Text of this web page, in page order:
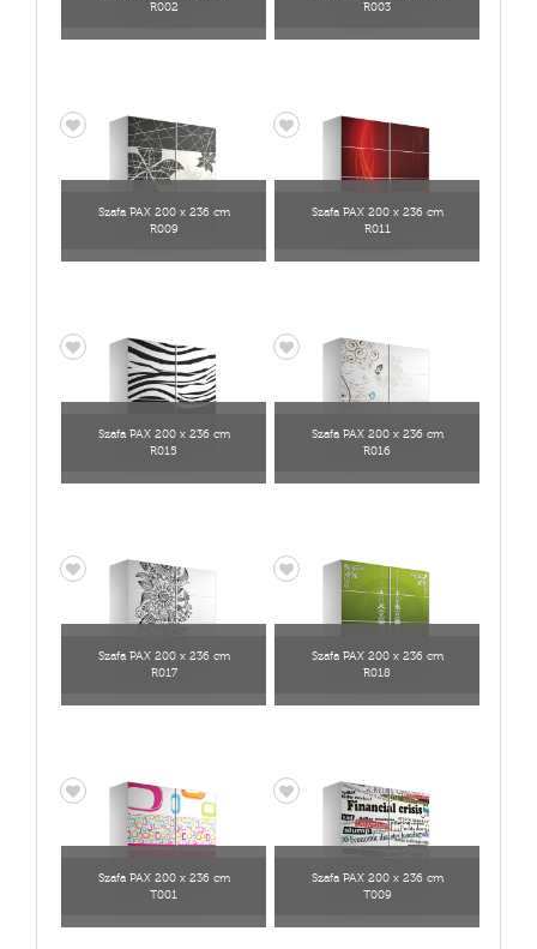
R002
R003
Szafa PAX 200 x 236 cm
R009
Szafa PAX 200 x 236 cm
R011
Szafa PAX 200 x 236 cm
R015
Szafa PAX 200 x 236 cm
R016
Szafa PAX 200 x 236 cm
R017
Szafa PAX 200 x 236 cm
R018
Szafa PAX 200 x 236 cm
T001
Szafa PAX 200 x 236 cm
T009